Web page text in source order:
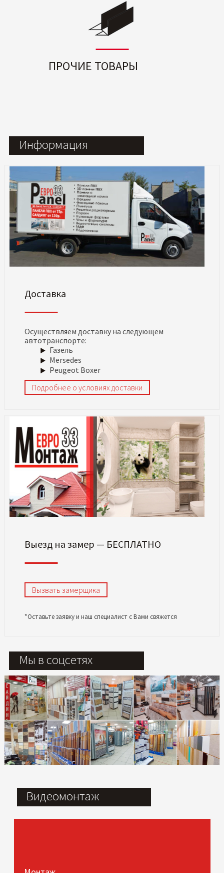
ПРОЧИЕ ТОВАРЫ
Информация
Доставка
Осуществляем доставку на следующем
автотранспорте:
Газель
Mersedes
Peugeot Boxer
Подробнее о условиях доставки
Выезд на замер — БЕСПЛАТНО
Вызвать замерщика
*Оставьте заявку и наш специалист с Вами свяжется
Мы в соцсетях
Видеомонтаж